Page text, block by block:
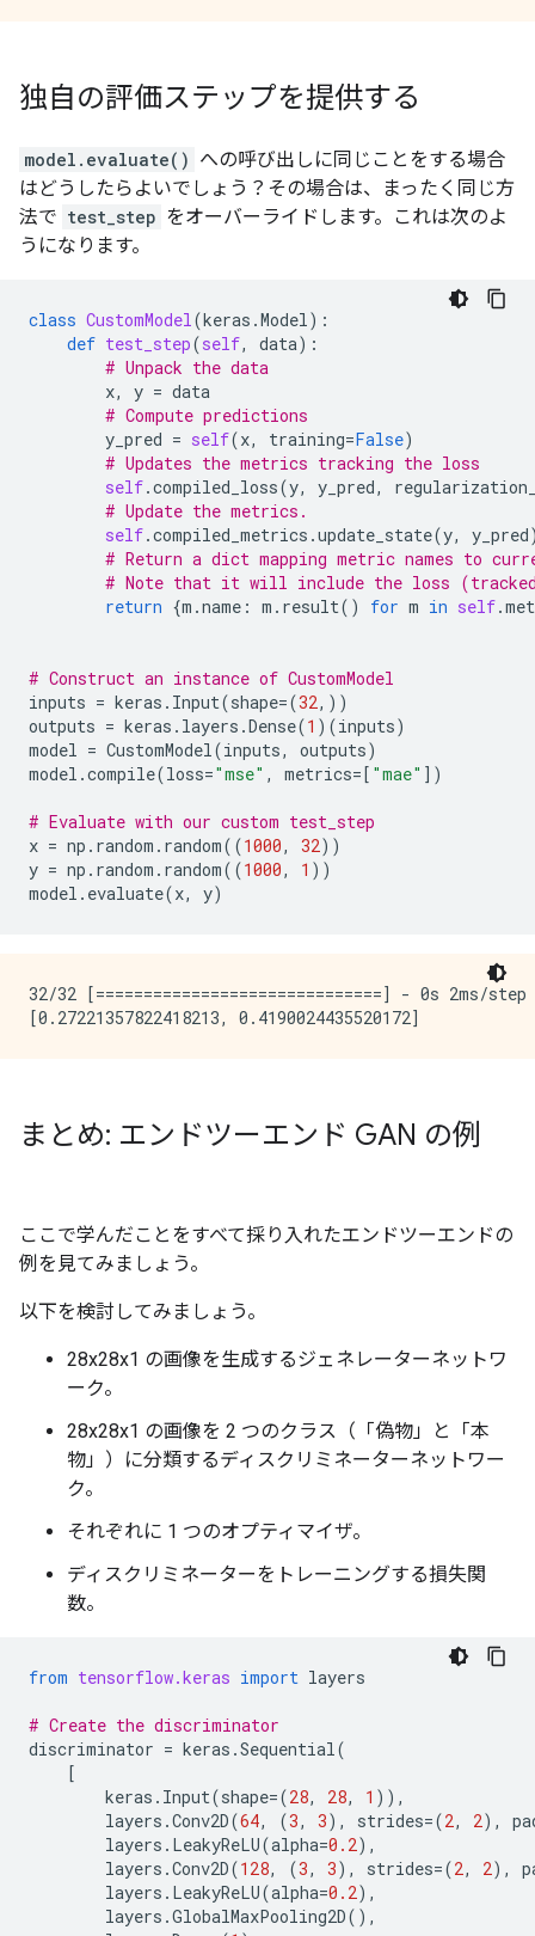
独自の評価ステップを提供する
model.evaluate() への呼び出しに同じことをする場合
はどうしたらよいでしょう？その場合は、まったく同じ方
法で test_step をオーバーライドします。これは次のよ
うになります。
class CustomModel(keras .Model):
def test_step(self, data):
# Unpack the data
x, y = data
# Compute predictions
y_pred = self(x, training=False)
# Updates the metrics tracking the loss
self.compiled_loss(y, y_pred,
# Update the metrics.
self.compiled_metrics .update_state(y, y_pred
# Return a dict mapping metric names to
# Note that it will include the loss
return {m .name : m . result() for m in self.
# Construct an instance of CustomModel
inputs = keras . Input(shape=(32,))
outputs = keras . layers .Dense(1 )(inputs)
model = CustomModel(inputs, outputs)
model .compile(loss="mse" , metrics=[ "mae" ])
# Evaluate with our custom test_step
x = np . random . random((1000, 32))
y = np . random . random((1000, 1 ))
model . evaluate(x, y)
32/32 [==============================] - 0s 2ms/
まとめ: エンドツーエンド GAN の例
ここで学んだことをすべて採り入れたエンドツーエンドの
例を見てみましょう。
以下を検討してみましょう。
28x28x1 の画像を生成するジェネレーターネットワ
ーク。
28x28x1 の画像を 2 つのクラス（「偽物」と「本
物」）に分類するディスクリミネーターネットワー
ク。
それぞれに 1 つのオプティマイザ。
ディスクリミネーターをトレーニングする損失関
数。
from tensorflow.keras import layers
# Create the discriminator
discriminator = keras .Sequential(
[
keras . Input(shape=(28, 28, 1 )),
layers .Conv2D(64, (3, 3), strides=(2, 2),
layers . LeakyReLU(alpha=0.2),
layers .Conv2D(128, (3, 3), strides=(2, 2),
layers . LeakyReLU(alpha=0.2),
layers .GlobalMaxPooling2D(),